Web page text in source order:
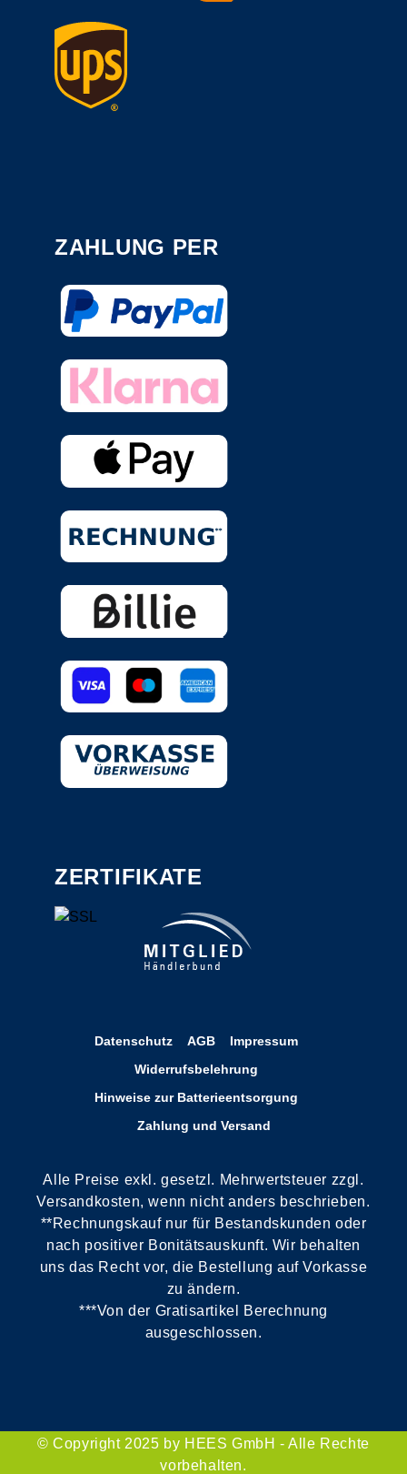
ZAHLUNG PER
ZERTIFIKATE
Datenschutz AGB
Impressum
Widerrufsbelehrung
Hinweise zur Batterieentsorgung
Zahlung und Versand
Alle Preise exkl. gesetzl. Mehrwertsteuer zzgl.
Versandkosten, wenn nicht anders beschrieben.
**Rechnungskauf nur für Bestandskunden oder
nach positiver Bonitätsauskunft. Wir behalten
uns das Recht vor, die Bestellung auf Vorkasse
zu ändern.
***Von der Gratisartikel Berechnung
ausgeschlossen.
© Copyright 2025 by HEES GmbH - Alle Rechte
vorbehalten.